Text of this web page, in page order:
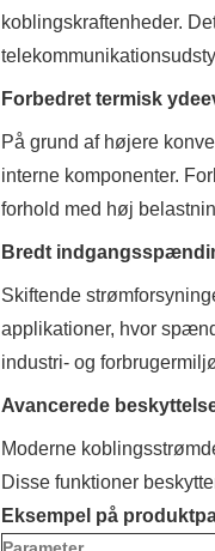
koblingskraftenheder.
Forbedret termisk
På grund af højere
interne komponenter.
forhold med høj
Bredt
Skiftende
applikationer, hvor
industri- og
Avancerede
Moderne
Disse funktioner
Eksempel på